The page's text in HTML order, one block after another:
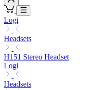
Logi
Headsets
H151 Stereo Headset
Logi
Headsets